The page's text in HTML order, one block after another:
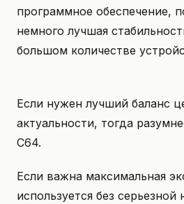
программное обеспечение,
немного лучшая
большом количестве
Если нужен лучший баланс
актуальности, тогда
C64.
Если важна максимальная
используется без